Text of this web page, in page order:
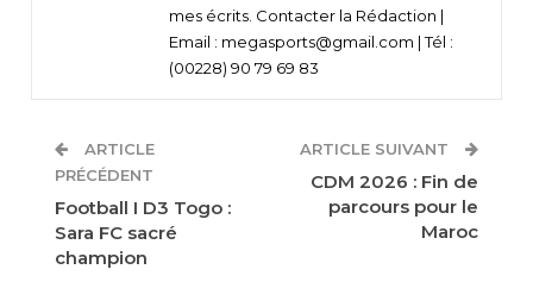
mes écrits. Contacter la Rédaction |
Email : megasports@gmail.com | Tél :
(00228) 90 79 69 83
ARTICLE
PRÉCÉDENT
Football I D3 Togo :
Sara FC sacré
champion
ARTICLE SUIVANT
CDM 2026 : Fin de
parcours pour le
Maroc